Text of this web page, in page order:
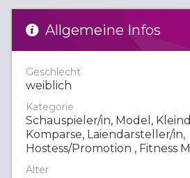
Allgemeine Infos
Geschlecht
weiblich
Kategorie
Schauspieler/in, Model,
Komparse, Laiendarsteller/in,
Hostess/Promotion , Fitness
Alter